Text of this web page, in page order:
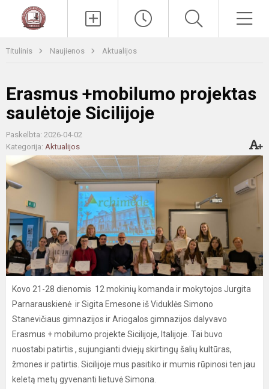
Titulinis Naujienos Aktualijos
Erasmus +mobilumo projektas
saulėtoje Sicilijoje
Paskelbta: 2026-04-02
Kategorija: Aktualijos
Kovo 21-28 dienomis 12 mokinių komanda ir mokytojos Jurgita
Parnarauskienė ir Sigita Emesone iš Viduklės Simono
Stanevičiaus gimnazijos ir Ariogalos gimnazijos dalyvavo
Erasmus + mobilumo projekte Sicilijoje, Italijoje. Tai buvo
nuostabi patirtis , sujungianti dviejų skirtingų šalių kultūras,
žmones ir patirtis. Sicilijoje mus pasitiko ir mumis rūpinosi ten jau
keletą metų gyvenanti lietuvė Simona.